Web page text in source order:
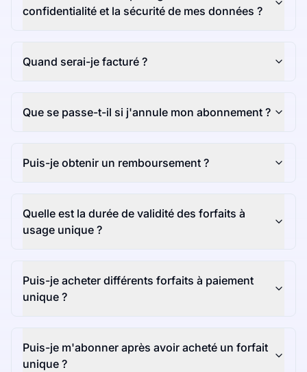
confidentialité et la sécurité de mes données ?
Quand serai-je facturé ?
Que se passe-t-il si j'annule mon abonnement ?
Puis-je obtenir un remboursement ?
Quelle est la durée de validité des forfaits à
usage unique ?
Puis-je acheter différents forfaits à paiement
unique ?
Puis-je m'abonner après avoir acheté un forfait
unique ?